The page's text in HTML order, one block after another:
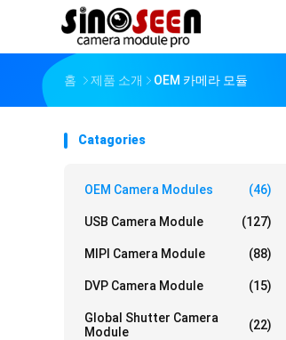
홈 제품 소개 OEM 카메라 모듈
Catagories
OEM Camera Modules (46)
USB Camera Module (127)
MIPI Camera Module (88)
DVP Camera Module (15)
Global Shutter Camera
Module
(22)